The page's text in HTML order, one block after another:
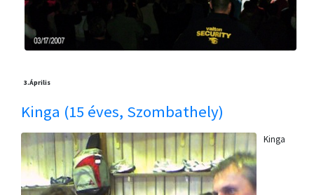
3.Április
Kinga (15 éves, Szombathely)
Kinga